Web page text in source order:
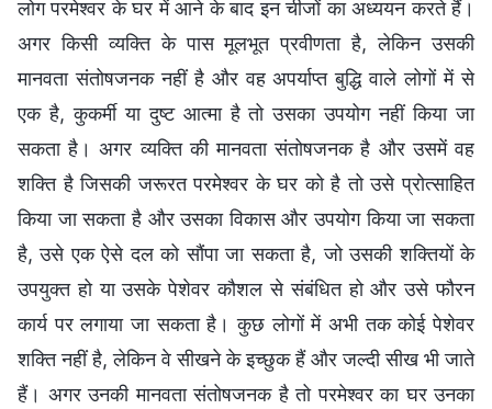
लोग परमेश्वर के घर में आने के बाद इन चीजों का अध्ययन करते हैं।
अगर किसी व्यक्ति के पास मूलभूत प्रवीणता है, लेकिन उसकी
मानवता संतोषजनक नहीं है और वह अपर्याप्त बुद्धि वाले लोगों में से
एक है, कुकर्मी या दुष्ट आत्मा है तो उसका उपयोग नहीं किया जा
सकता है। अगर व्यक्ति की मानवता संतोषजनक है और उसमें वह
शक्ति है जिसकी जरूरत परमेश्वर के घर को है तो उसे प्रोत्साहित
किया जा सकता है और उसका विकास और उपयोग किया जा सकता
है, उसे एक ऐसे दल को सौंपा जा सकता है, जो उसकी शक्तियों के
उपयुक्त हो या उसके पेशेवर कौशल से संबंधित हो और उसे फौरन
कार्य पर लगाया जा सकता है। कुछ लोगों में अभी तक कोई पेशेवर
शक्ति नहीं है, लेकिन वे सीखने के इच्छुक हैं और जल्दी सीख भी जाते
हैं। अगर उनकी मानवता संतोषजनक है तो परमेश्वर का घर उनका